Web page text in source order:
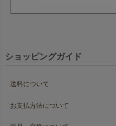
ショッピングガイド
送料について
お支払方法について